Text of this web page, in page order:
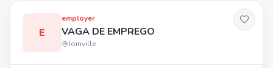
E
employer
VAGA DE EMPREGO
Joinville